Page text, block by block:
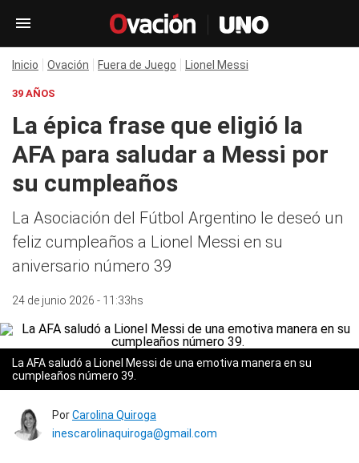
Inicio Ovación Fuera de Juego Lionel Messi
39 AÑOS
La épica frase que eligió la
AFA para saludar a Messi por
su cumpleaños
La Asociación del Fútbol Argentino le deseó un
feliz cumpleaños a Lionel Messi en su
aniversario número 39
24 de junio 2026 - 11:33hs
La AFA saludó a Lionel Messi de una emotiva manera en su
cumpleaños número 39.
PorCarolina Quiroga
inescarolinaquiroga@gmail.com